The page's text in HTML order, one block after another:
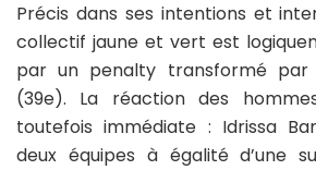
Précis dans ses intentions et
collectif jaune et vert est
par un penalty transformé par
(39e). La réaction des
toutefois immédiate : Idrissa
deux équipes à égalité d’une